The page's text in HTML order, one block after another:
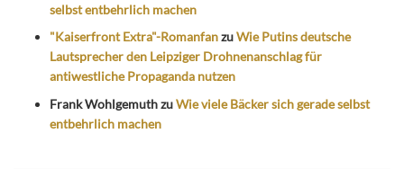
selbst entbehrlich machen
"Kaiserfront Extra"-RomanfanzuWie Putins deutsche
Lautsprecher den Leipziger Drohnenanschlag für
antiwestliche Propaganda nutzen
Frank WohlgemuthzuWie viele Bäcker sich gerade selbst
entbehrlich machen